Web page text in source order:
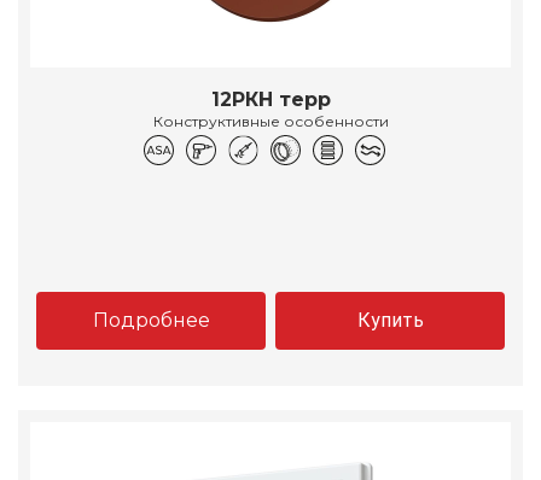
12РКН терр
Конструктивные особенности
Подробнее Купить